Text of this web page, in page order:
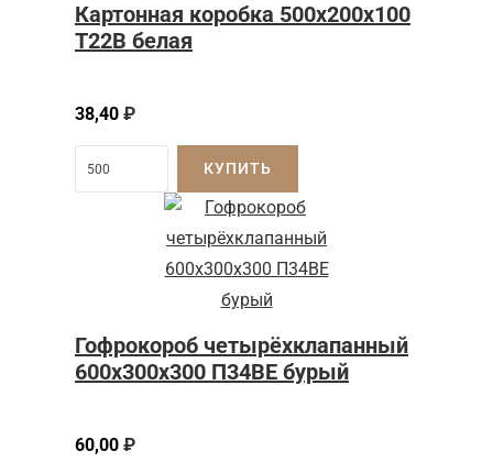
Картонная коробка 500x200x100
Т22B белая
38,40 ₽
КУПИТЬ
Гофрокороб четырёхклапанный
600x300x300 П34BE бурый
60,00 ₽